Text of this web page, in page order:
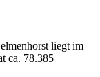
liegt im
ca. 78.385